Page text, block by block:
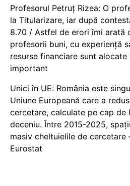
Profesorul Petruț Rizea: O
la Titularizare, iar după
8.70 / Astfel de erori îmi arată
profesorii buni, cu experiență
resurse financiare sunt
important
Unici în UE: România este
Uniune Europeană care a
cercetare, calculate pe cap de
deceniu. Între 2015-2025,
masiv cheltuielile de cercetare
Eurostat